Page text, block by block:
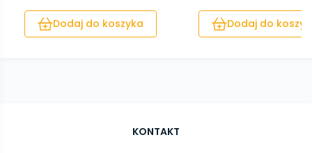
Dodaj do koszyka
Dodaj do
KONTAKT